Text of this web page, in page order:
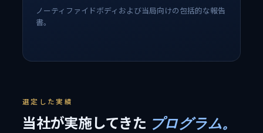
ノーティファイドボディおよび当局向けの包括的な報告
書。
選定した実績
当社が実施してきた プログラム。